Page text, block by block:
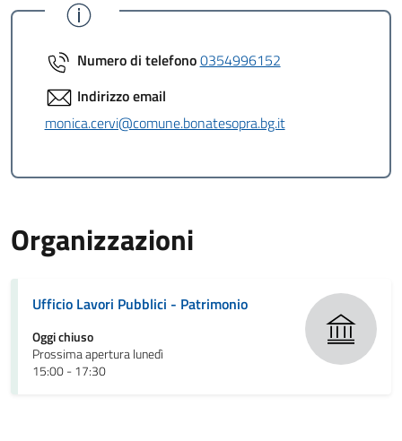
Numero di telefono0354996152
Indirizzo email
monica.cervi@comune.bonatesopra.bg.it
Organizzazioni
Ufficio Lavori Pubblici - Patrimonio
Oggi chiuso
Prossima apertura lunedì
15:00 - 17:30